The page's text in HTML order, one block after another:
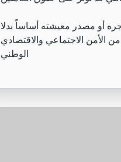
أو مصدر معيشته أساساً بدلا
الأمن الاجتماعي والاقتصادي
الوطني